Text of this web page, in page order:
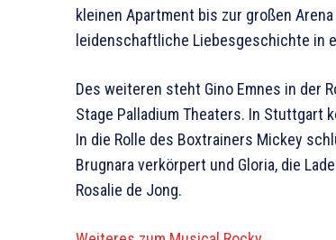
kleinen Apartment bis zur großen
leidenschaftliche Liebesgeschichte in
Des weiteren steht Gino Emnes in der
Stage Palladium Theaters. In Stuttgart
In die Rolle des Boxtrainers Mickey
Brugnara verkörpert und Gloria, die
Rosalie de Jong.